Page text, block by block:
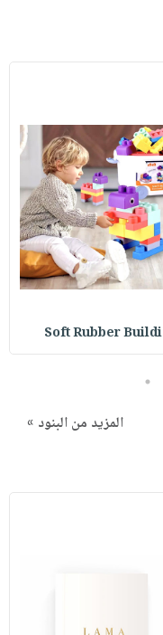
Soft Rubber Buildi
5
المزيد من البنود »